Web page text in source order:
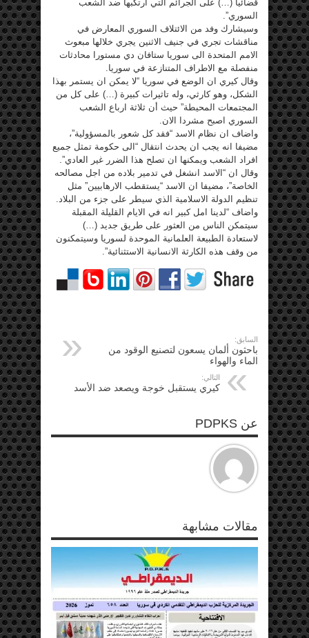
قضائيا (…) على الجرائم التي ارتكبها ضد الشعب
السوري”.
وسيشارك وفد من الائتلاف السوري المعارض في
مناقشات تجري في جنيف الاثنين يجري خلالها مبعوث
الامم المتحدة الى سوريا ستافان دي مستورا محادثات
منفصلة مع الاطراف المتنازعة في سوريا.
وقال كيري ان الوضع في سوريا “لا يمكن ان يستمر بهذا
الشكل، وهو كارثي، وله تاثيرات كبيرة (…) على كل من
المجتمعات المحيطة” حيث أن ثلاثة ارباع الشعب
السوري اصبح مشردا الان.
واضاف ان نظام الاسد “فقد كل شعور بالمسؤولية”،
مضيفا انه يجب ان يحدث انتقال “الى حكومة تمثل جميع
افراد الشعب ويمكنها ان تصلح هذا الضرر غير العادي”.
وقال ان “الاسد انشغل في تدمير بلاده من اجل مصالحه
الخاصة”، مضيفا ان الاسد “يستقطب الارهابيين” مثل
تنظيم الدولة الاسلامية الذي سيطر على جزء من البلاد.
واضاف “لدينا امل كبير انه في الايام القليلة المقبلة
سيتمكن الناس من العثور على طريق جديد (…)
لاستعادة الطبيعة العلمانية الموحدة لسوريا وسيتمكنون
من وقف هذه الكارثة الانسانية الاستثنائية”.
السابق:
باحثون ألمان يسعون لتصنيع الوقود من
الماء والهواء
التالي:
كيري يستقبل خوجة ويصعد ضد الأسد
عن PDPKS
مقالات مشابهة